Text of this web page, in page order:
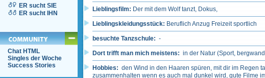
ER sucht SIE
ER sucht IHN
Chat HTML
Singles der Woche
Success Stories
Lieblingsfilm: Der mit dem Wolf tanzt, Dokus,
Lieblingskleidungsstück: Beruflich Anzug Freizeit sportlich
besuchte Tanzschule: -
Dort trifft man mich meistens: in der Natur (Sport,
Hobbies: den Wind in den Haaren spüren, mit dir im Regen
zusammenhalten wenn es auch mal dunkel wird, gute Filme